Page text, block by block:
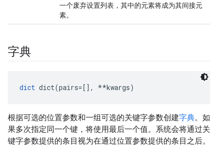
一个废弃设置列表，其中的元素将成为其间接元
素。
字典
dict dict(pairs=[], **kwargs)
根据可选的位置参数和一组可选的关键字参数创建字典。如
果多次指定同一个键，将使用最后一个值。系统会将通过关
键字参数提供的条目视为在通过位置参数提供的条目之后。